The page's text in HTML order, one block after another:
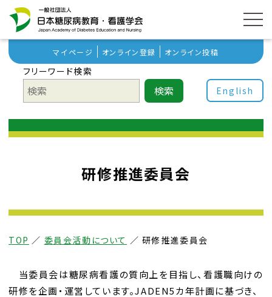
マイページ オンライン登録 オンライン投稿
フリーワード検索
検索 English
研修推進委員会
TOP ／ 委員会活動について ／ 研修推進委員会
当委員会は糖尿病看護の質向上を目指し、看護職向けの
研修を企画・運営しています。JADEN5カ年計画に基づき、